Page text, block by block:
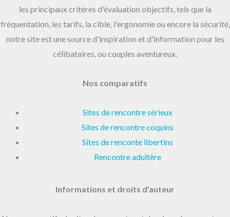
les principaux critères d'évaluation objectifs, tels que la
fréquentation, les tarifs, la cible, l'ergonomie ou encore la sécurité,
notre site est une source d'inspiration et d'information pour les
célibataires, ou couples aventureux.
Nos comparatifs
Sites de rencontre sérieux
Sites de rencontre coquins
Sites de renconte libertins
Rencontre adultère
Informations et droits d'auteur